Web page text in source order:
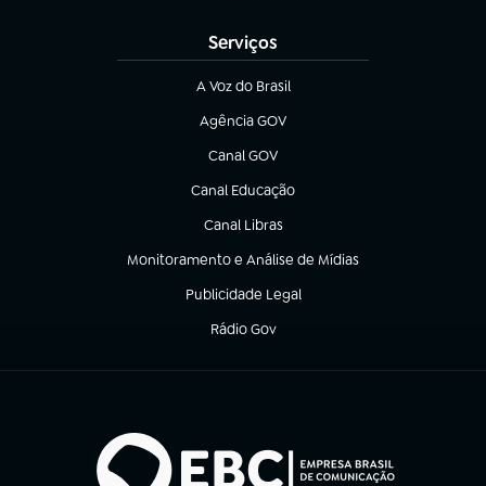
Serviços
A Voz do Brasil
(abre em nova aba)
Agência GOV
(abre em nova aba)
Canal GOV
(abre em nova aba)
Canal Educação
(abre em nova aba)
Canal Libras
(abre em nova aba)
Monitoramento e Análise de Mídias
(abre em nova aba)
Publicidade Legal
(abre em nova aba)
Rádio Gov
(abre em nova aba)